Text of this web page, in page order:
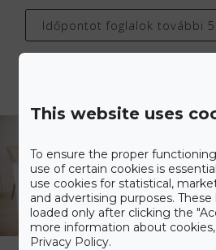
Időpontot foglalok további
This website uses
To ensure the proper
use of certain cookies is
use cookies for statistical,
and advertising purposes.
loaded only after clicking the
more information about
Privacy Policy.